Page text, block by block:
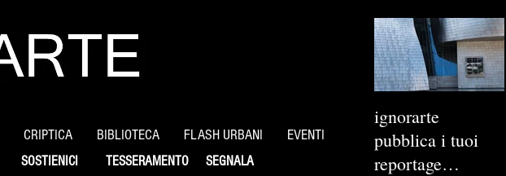
CRIPTICA BIBLIOTECA FLASH URBANI EVENTI
SOSTIENICI SEGNALA
TESSERAMENTO
ignorarte
pubblica i tuoi
reportage